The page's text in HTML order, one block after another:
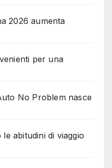
2026 aumenta
per una
No Problem nasce
abitudini di viaggio